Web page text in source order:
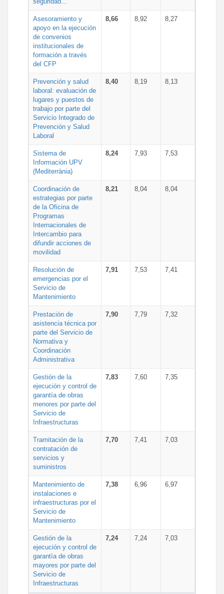
Asesoramiento y
apoyo en la ejecución
de convenios
institucionales de
formación a través
del CFP
8,66 8,92 8,27
Prevención y salud
laboral: evaluación de
lugares y puestos de
trabajo por parte del
Servicio Integrado de
Prevención y Salud
Laboral
8,40 8,19 8,13
Sistema de
Información UPV
(Mediterrània)
8,24 7,93 7,53
Coordinación de
estrategias por parte
de la Oficina de
Programas
Internacionales de
Intercambio para
difundir acciones de
movilidad
8,21 8,04 8,04
Resolución de
emergencias por el
Servicio de
Mantenimiento
7,91 7,53 7,41
Prestación de
asistencia técnica por
parte del Servicio de
Normativa y
Coordinación
Administrativa
7,90 7,79 7,32
Gestión de la
ejecución y control de
garantía de obras
menores por parte del
Servicio de
Infraestructuras
7,83 7,60 7,35
Tramitación de la
contratación de
servicios y
suministros
7,70 7,41 7,03
Mantenimiento de
instalaciones e
infraestructuras por el
Servicio de
Mantenimiento
7,38 6,96 6,97
Gestión de la
ejecución y control de
garantía de obras
mayores por parte del
Servicio de
Infraestructuras
7,24 7,24 7,03